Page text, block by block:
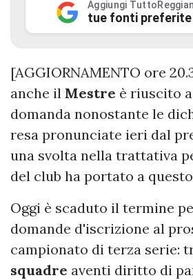
Aggiungi
tue fonti preferite
[AGGIORNAMENTO ore
anche il Mestre è riuscito
domanda nonostante le
resa pronunciate ieri dal
una svolta nella trattativa
del club ha portato a
Oggi è scaduto il termine
domande d'iscrizione al
campionato di terza serie:
squadre aventi diritto di